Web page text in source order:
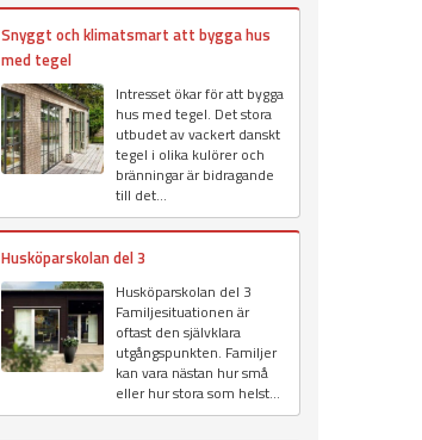
Snyggt och klimatsmart att bygga hus
med tegel
Intresset ökar för att bygga
hus med tegel. Det stora
utbudet av vackert danskt
tegel i olika kulörer och
bränningar är bidragande
till det...
Husköparskolan del 3
Husköparskolan del 3
Familjesituationen är
oftast den självklara
utgångspunkten. Familjer
kan vara nästan hur små
eller hur stora som helst...